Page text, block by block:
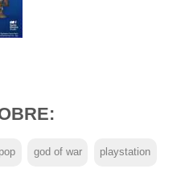
god of war playstation